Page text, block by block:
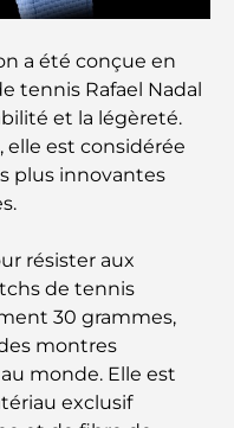
de Dubai Creek
Marina : un guide
meilleures adresses
pleine expansion
de championnat à
a été conçue en
tennis Rafael Nadal
et la légèreté.
elle est considérée
plus innovantes
résister aux
de tennis
30 grammes,
montres
monde. Elle est
exclusif